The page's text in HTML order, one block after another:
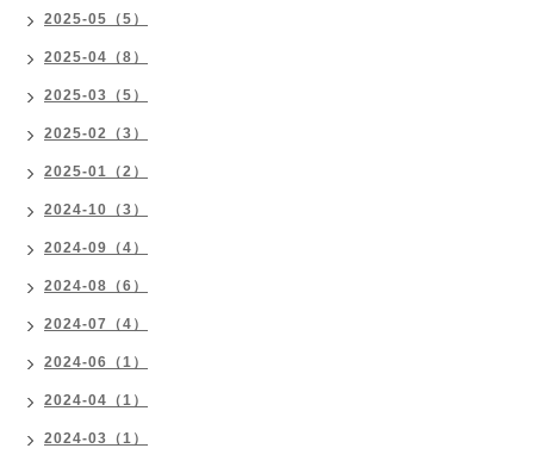
2025-05（5）
2025-04（8）
2025-03（5）
2025-02（3）
2025-01（2）
2024-10（3）
2024-09（4）
2024-08（6）
2024-07（4）
2024-06（1）
2024-04（1）
2024-03（1）